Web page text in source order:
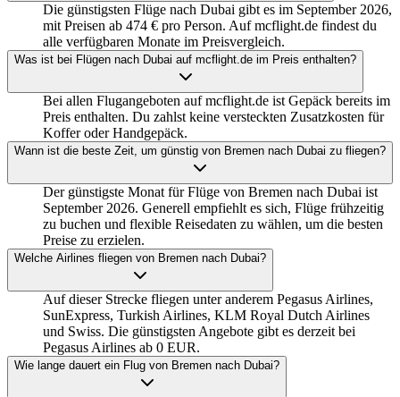
Die günstigsten Flüge nach Dubai gibt es im September 2026,
mit Preisen ab 474 € pro Person. Auf mcflight.de findest du
alle verfügbaren Monate im Preisvergleich.
Was ist bei Flügen nach Dubai auf mcflight.de im Preis enthalten?
Bei allen Flugangeboten auf mcflight.de ist Gepäck bereits im
Preis enthalten. Du zahlst keine versteckten Zusatzkosten für
Koffer oder Handgepäck.
Wann ist die beste Zeit, um günstig von Bremen nach Dubai zu fliegen?
Der günstigste Monat für Flüge von Bremen nach Dubai ist
September 2026. Generell empfiehlt es sich, Flüge frühzeitig
zu buchen und flexible Reisedaten zu wählen, um die besten
Preise zu erzielen.
Welche Airlines fliegen von Bremen nach Dubai?
Auf dieser Strecke fliegen unter anderem Pegasus Airlines,
SunExpress, Turkish Airlines, KLM Royal Dutch Airlines
und Swiss. Die günstigsten Angebote gibt es derzeit bei
Pegasus Airlines ab 0 EUR.
Wie lange dauert ein Flug von Bremen nach Dubai?